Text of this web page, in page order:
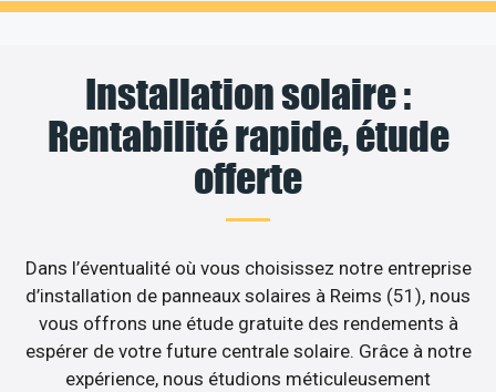
Installation solaire :
Rentabilité rapide, étude
offerte
Dans l’éventualité où vous choisissez notre entreprise
d’installation de panneaux solaires à Reims (51), nous
vous offrons une étude gratuite des rendements à
espérer de votre future centrale solaire. Grâce à notre
expérience, nous étudions méticuleusement